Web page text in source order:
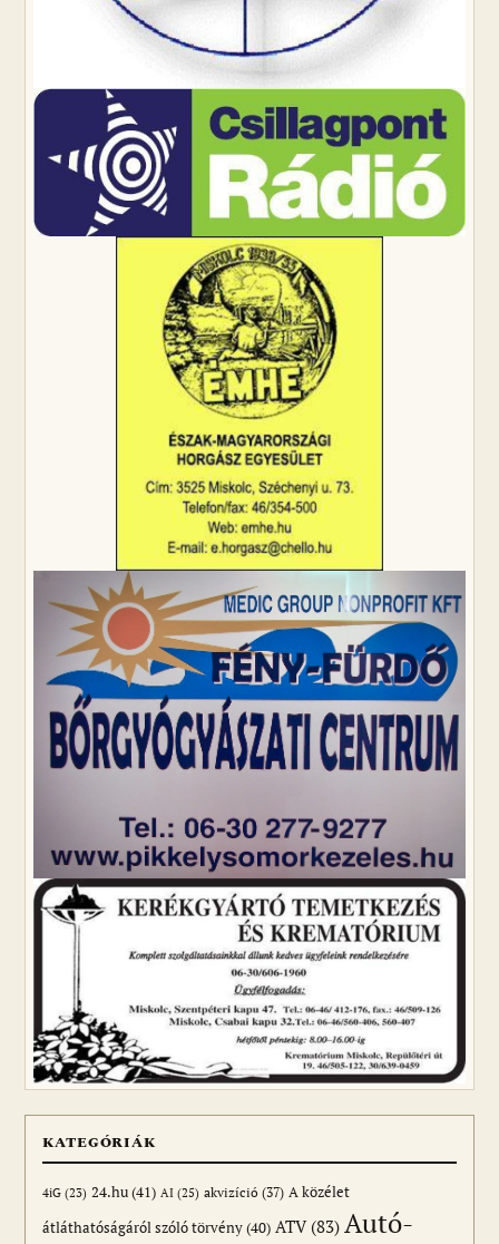
KATEGÓRIÁK
4iG (23) 24.hu(41) AI (25) akvizíció (37) A közélet
átláthatóságáról szóló törvény(40) ATV(83) Autó-